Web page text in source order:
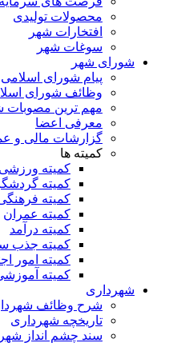
محصولات تولیدی
افتخارات شهر
سوغات شهر
شورای شهر
پیام شورای اسلامی
وظائف شورای
مهم ترین مصوبات
معرفی اعضا
گزارشات مالی و
کمیته ها
کمیته ورزشی
کمیته
کمیته فرهنگی
کمیته عمران
کمیته درآمد
کمیته جذب
کمیته امور
کمیته آموزشی
شهرداری
شرح وظائف
تاریخچه شهرداری
سند چشم انداز